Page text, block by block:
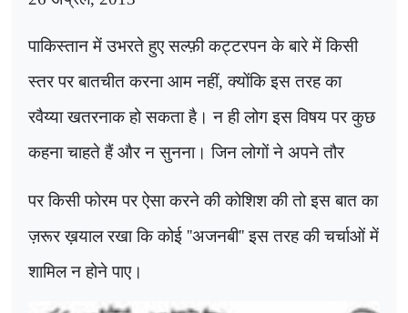
पाकिस्तान में उभरते हुए सल्फ़ी कट्टरपन के बारे में किसी
स्तर पर बातचीत करना आम नहीं, क्योंकि इस तरह का
रवैय्या खतरनाक हो सकता है। न ही लोग इस विषय पर कुछ
कहना चाहते हैं और न सुनना। जिन लोगों ने अपने तौर
पर किसी फोरम पर ऐसा करने की कोशिश की तो इस बात का
ज़रूर ख़याल रखा कि कोई ''अजनबी''इस तरह की चर्चाओं में
शामिल न होने पाए।